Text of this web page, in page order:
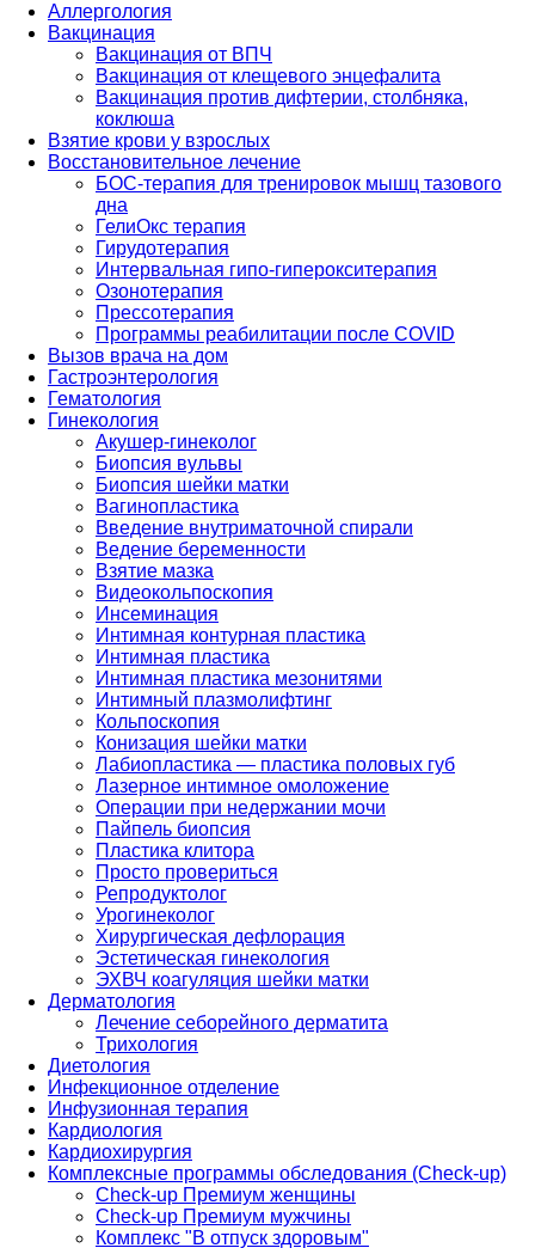
Аллергология
Вакцинация
Вакцинация от ВПЧ
Вакцинация от клещевого энцефалита
Вакцинация против дифтерии, столбняка,
коклюша
Взятие крови у взрослых
Восстановительное лечение
БОС-терапия для тренировок мышц тазового
дна
ГелиОкс терапия
Гирудотерапия
Интервальная гипо-гиперокситерапия
Озонотерапия
Прессотерапия
Программы реабилитации после СOVID
Вызов врача на дом
Гастроэнтерология
Гематология
Гинекология
Акушер-гинеколог
Биопсия вульвы
Биопсия шейки матки
Вагинопластика
Введение внутриматочной спирали
Ведение беременности
Взятие мазка
Видеокольпоскопия
Инсеминация
Интимная контурная пластика
Интимная пластика
Интимная пластика мезонитями
Интимный плазмолифтинг
Кольпоскопия
Конизация шейки матки
Лабиопластика — пластика половых губ
Лазерное интимное омоложение
Операции при недержании мочи
Пайпель биопсия
Пластика клитора
Просто провериться
Репродуктолог
Урогинеколог
Хирургическая дефлорация
Эстетическая гинекология
ЭХВЧ коагуляция шейки матки
Дерматология
Лечение себорейного дерматита
Трихология
Диетология
Инфекционное отделение
Инфузионная терапия
Кардиология
Кардиохирургия
Комплексные программы обследования (Check-up)
Check-up Премиум женщины
Check-up Премиум мужчины
Комплекс "В отпуск здоровым"